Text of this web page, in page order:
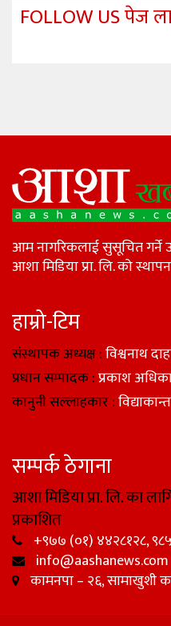
FOLLOW US पेज
आम नागरिकलाई सुसूचित गर्ने
आशा मिडिया प्रा. लि. को
हाम्रो-टिम
संस्थापक अध्यक्ष :विश्वनाथ
प्रधान सम्पादक :प्रकाश
कानुनी सल्लाहकार :
सम्पर्क ठेगाना
आशा मिडिया प्रा. लि. का
प्रकाशित
+९७७ (०१) ४४२८१२८,
info@aashanews.com
कामनपा – २६, सामाखुशी